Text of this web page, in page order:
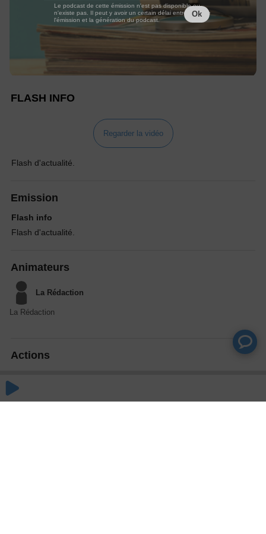
FLASH INFO
Regarder la vidéo
Flash d'actualité.
Emission
Flash info
Flash d'actualité.
Animateurs
La Rédaction
La Rédaction
Actions
Le podcast de cette émission n'est pas disponible ou
n'existe pas. Il peut y avoir un certain délai entre la fin de
l'émission et la génération du podcast.
Ok